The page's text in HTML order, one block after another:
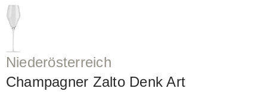
Niederösterreich
Champagner Zalto Denk Art